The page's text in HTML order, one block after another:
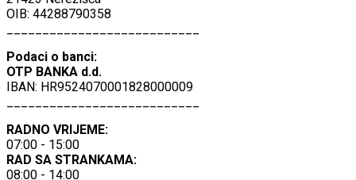
OIB: 44288790358
Podaci o banci:
OTP BANKA d.d.
IBAN: HR9524070001828000009
RADNO VRIJEME:
07:00 - 15:00
RAD SA STRANKAMA:
08:00 - 14:00